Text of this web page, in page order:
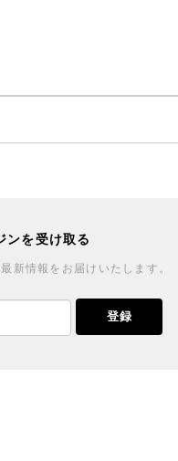
ンを受け取る
新情報をお届けいたします。
登録